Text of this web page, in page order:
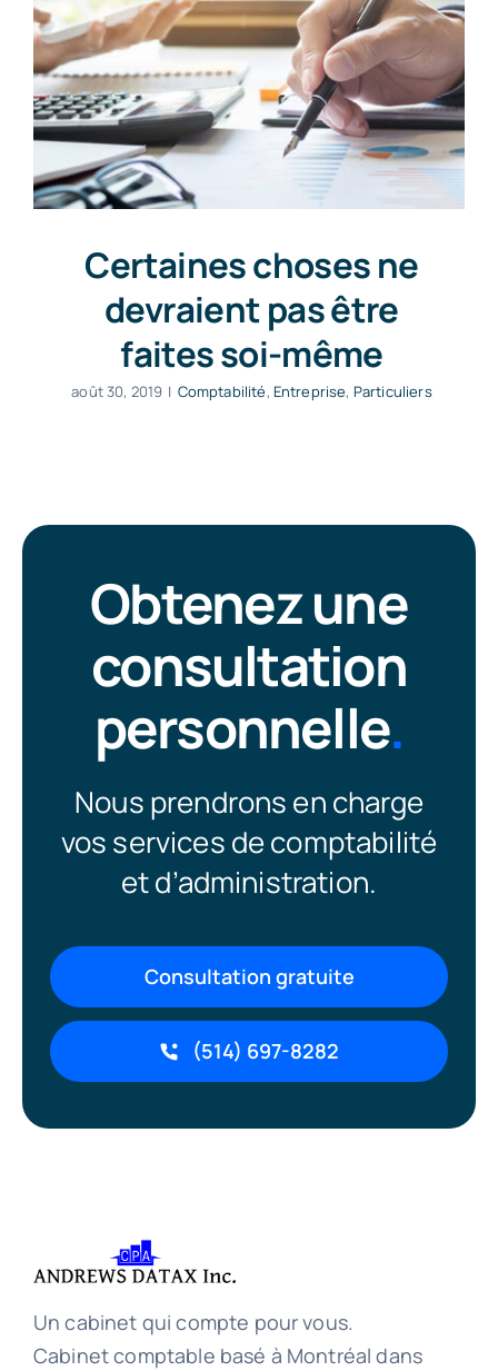
Certaines choses ne
devraient pas être
faites soi-même
août 30, 2019 | Comptabilité, Entreprise, Particuliers
Obtenez une
consultation
personnelle.
Nous prendrons en charge
vos services de comptabilité
et d’administration.
Consultation gratuite
(514) 697-8282
Un cabinet qui compte pour vous.
Cabinet comptable basé à Montréal dans